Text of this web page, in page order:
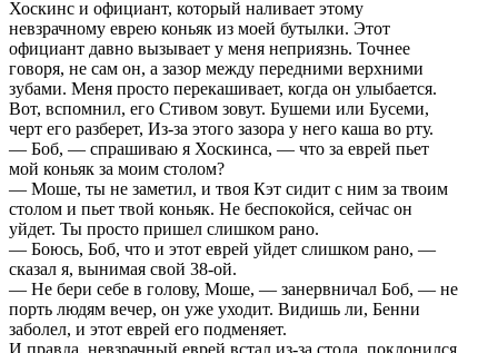
Хоскинс и официант, который наливает этому
невзрачному еврею коньяк из моей бутылки. Этот
официант давно вызывает у меня неприязнь. Точнее
говоря, не сам он, а зазор между передними верхними
зубами. Меня просто перекашивает, когда он улыбается.
Вот, вспомнил, его Стивом зовут. Бушеми или Бусеми,
черт его разберет, Из-за этого зазора у него каша во рту.
— Боб, — спрашиваю я Хоскинса, — что за еврей пьет
мой коньяк за моим столом?
— Моше, ты не заметил, и твоя Кэт сидит с ним за твоим
столом и пьет твой коньяк. Не беспокойся, сейчас он
уйдет. Ты просто пришел слишком рано.
— Боюсь, Боб, что и этот еврей уйдет слишком рано, —
сказал я, вынимая свой 38-ой.
— Не бери себе в голову, Моше, — занервничал Боб, — не
порть людям вечер, он уже уходит. Видишь ли, Бенни
заболел, и этот еврей его подменяет.
И правда, невзрачный еврей встал из-за стола, поклонился